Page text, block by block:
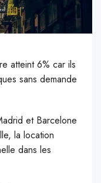
atteint 6% car ils
sans demande
et Barcelone
la location
dans les